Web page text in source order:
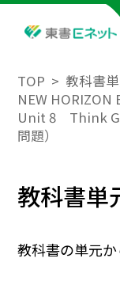
TOP
教科書
NEW
Unit 8 Think
問題）
教科書単
教科書の単元か